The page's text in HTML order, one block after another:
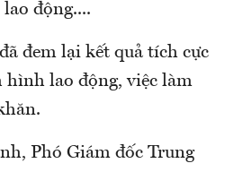
động....
đem lại kết quả tích cực
lao động, việc làm
Phó Giám đốc Trung